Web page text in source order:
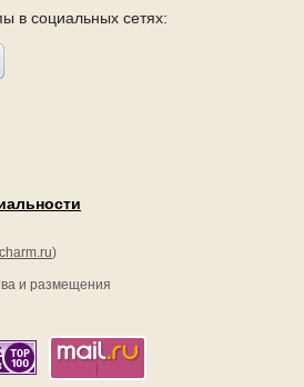
в социальных сетях:
)
и размещения